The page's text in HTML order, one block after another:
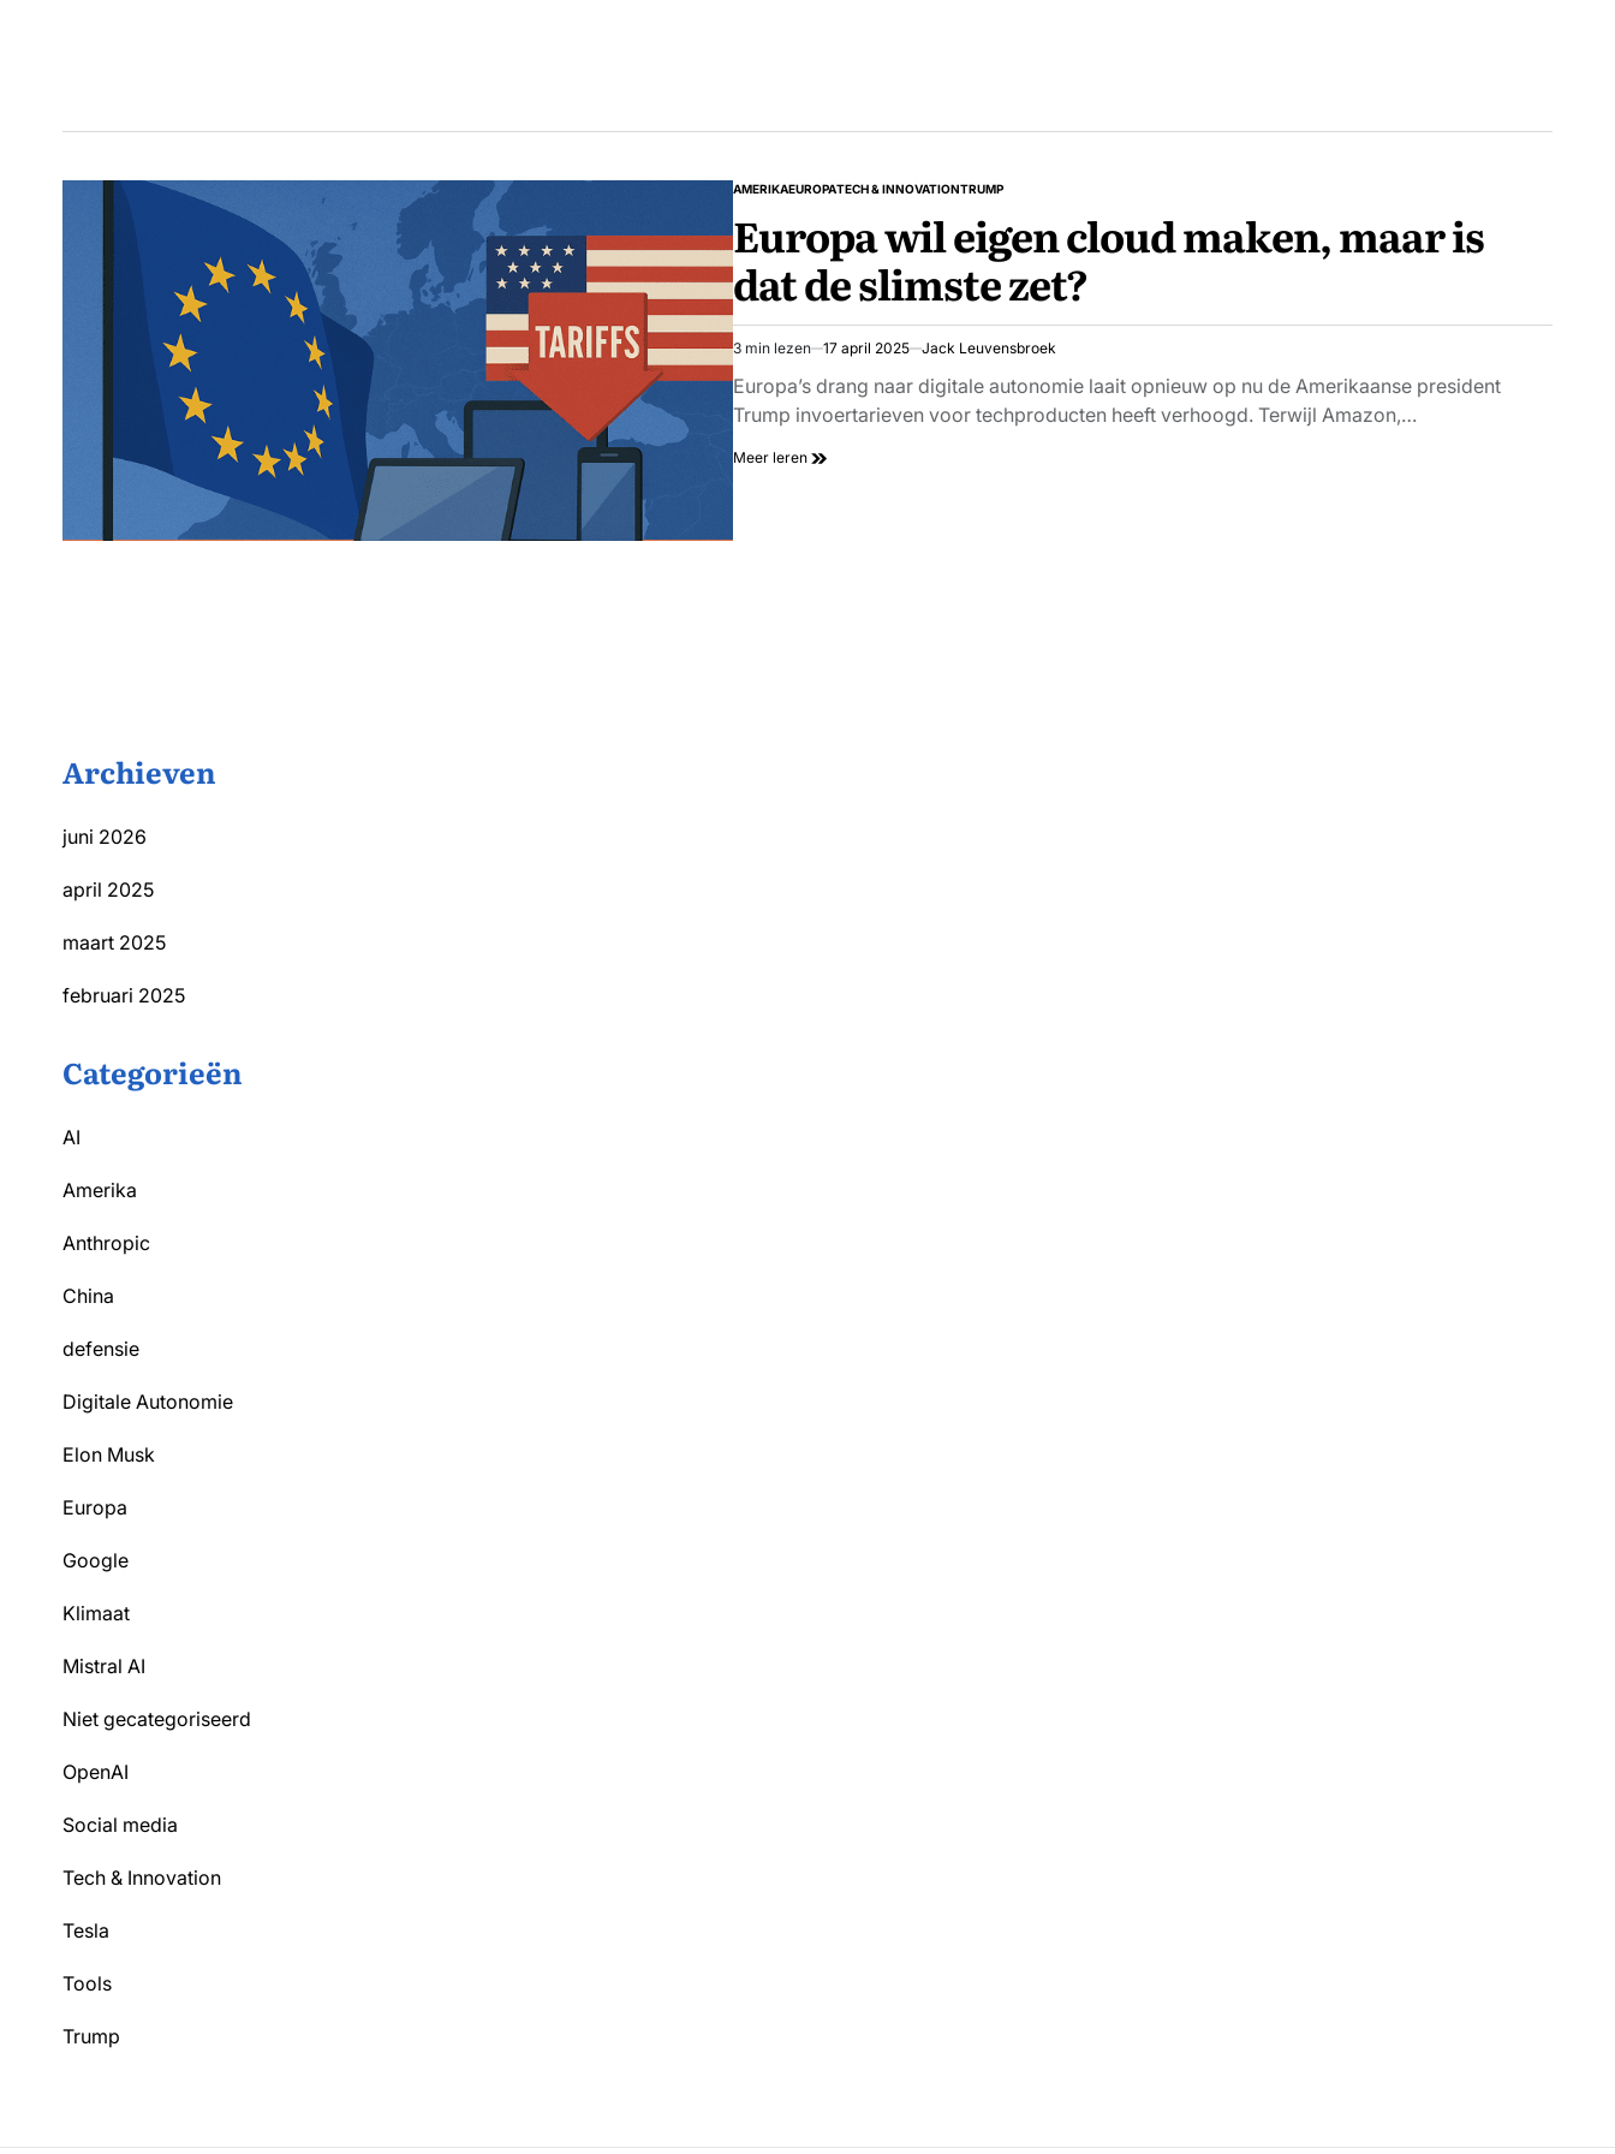
GEPLAATST
AMERIKAEUROPATECH & INNOVATIONTRUMP
Europa wil eigen cloud maken, maar is
dat de slimste zet?
Geschatte
leestijd
3 min lezen 17 april 2025 Jack Leuvensbroek
Europa’s drang naar digitale autonomie laait opnieuw op nu de Amerikaanse president
Trump invoertarieven voor techproducten heeft verhoogd. Terwijl Amazon,…
Meer leren
Archieven
juni 2026
april 2025
maart 2025
februari 2025
Categorieën
AI
Amerika
Anthropic
China
defensie
Digitale Autonomie
Elon Musk
Europa
Google
Klimaat
Mistral AI
Niet gecategoriseerd
OpenAI
Social media
Tech & Innovation
Tesla
Tools
Trump